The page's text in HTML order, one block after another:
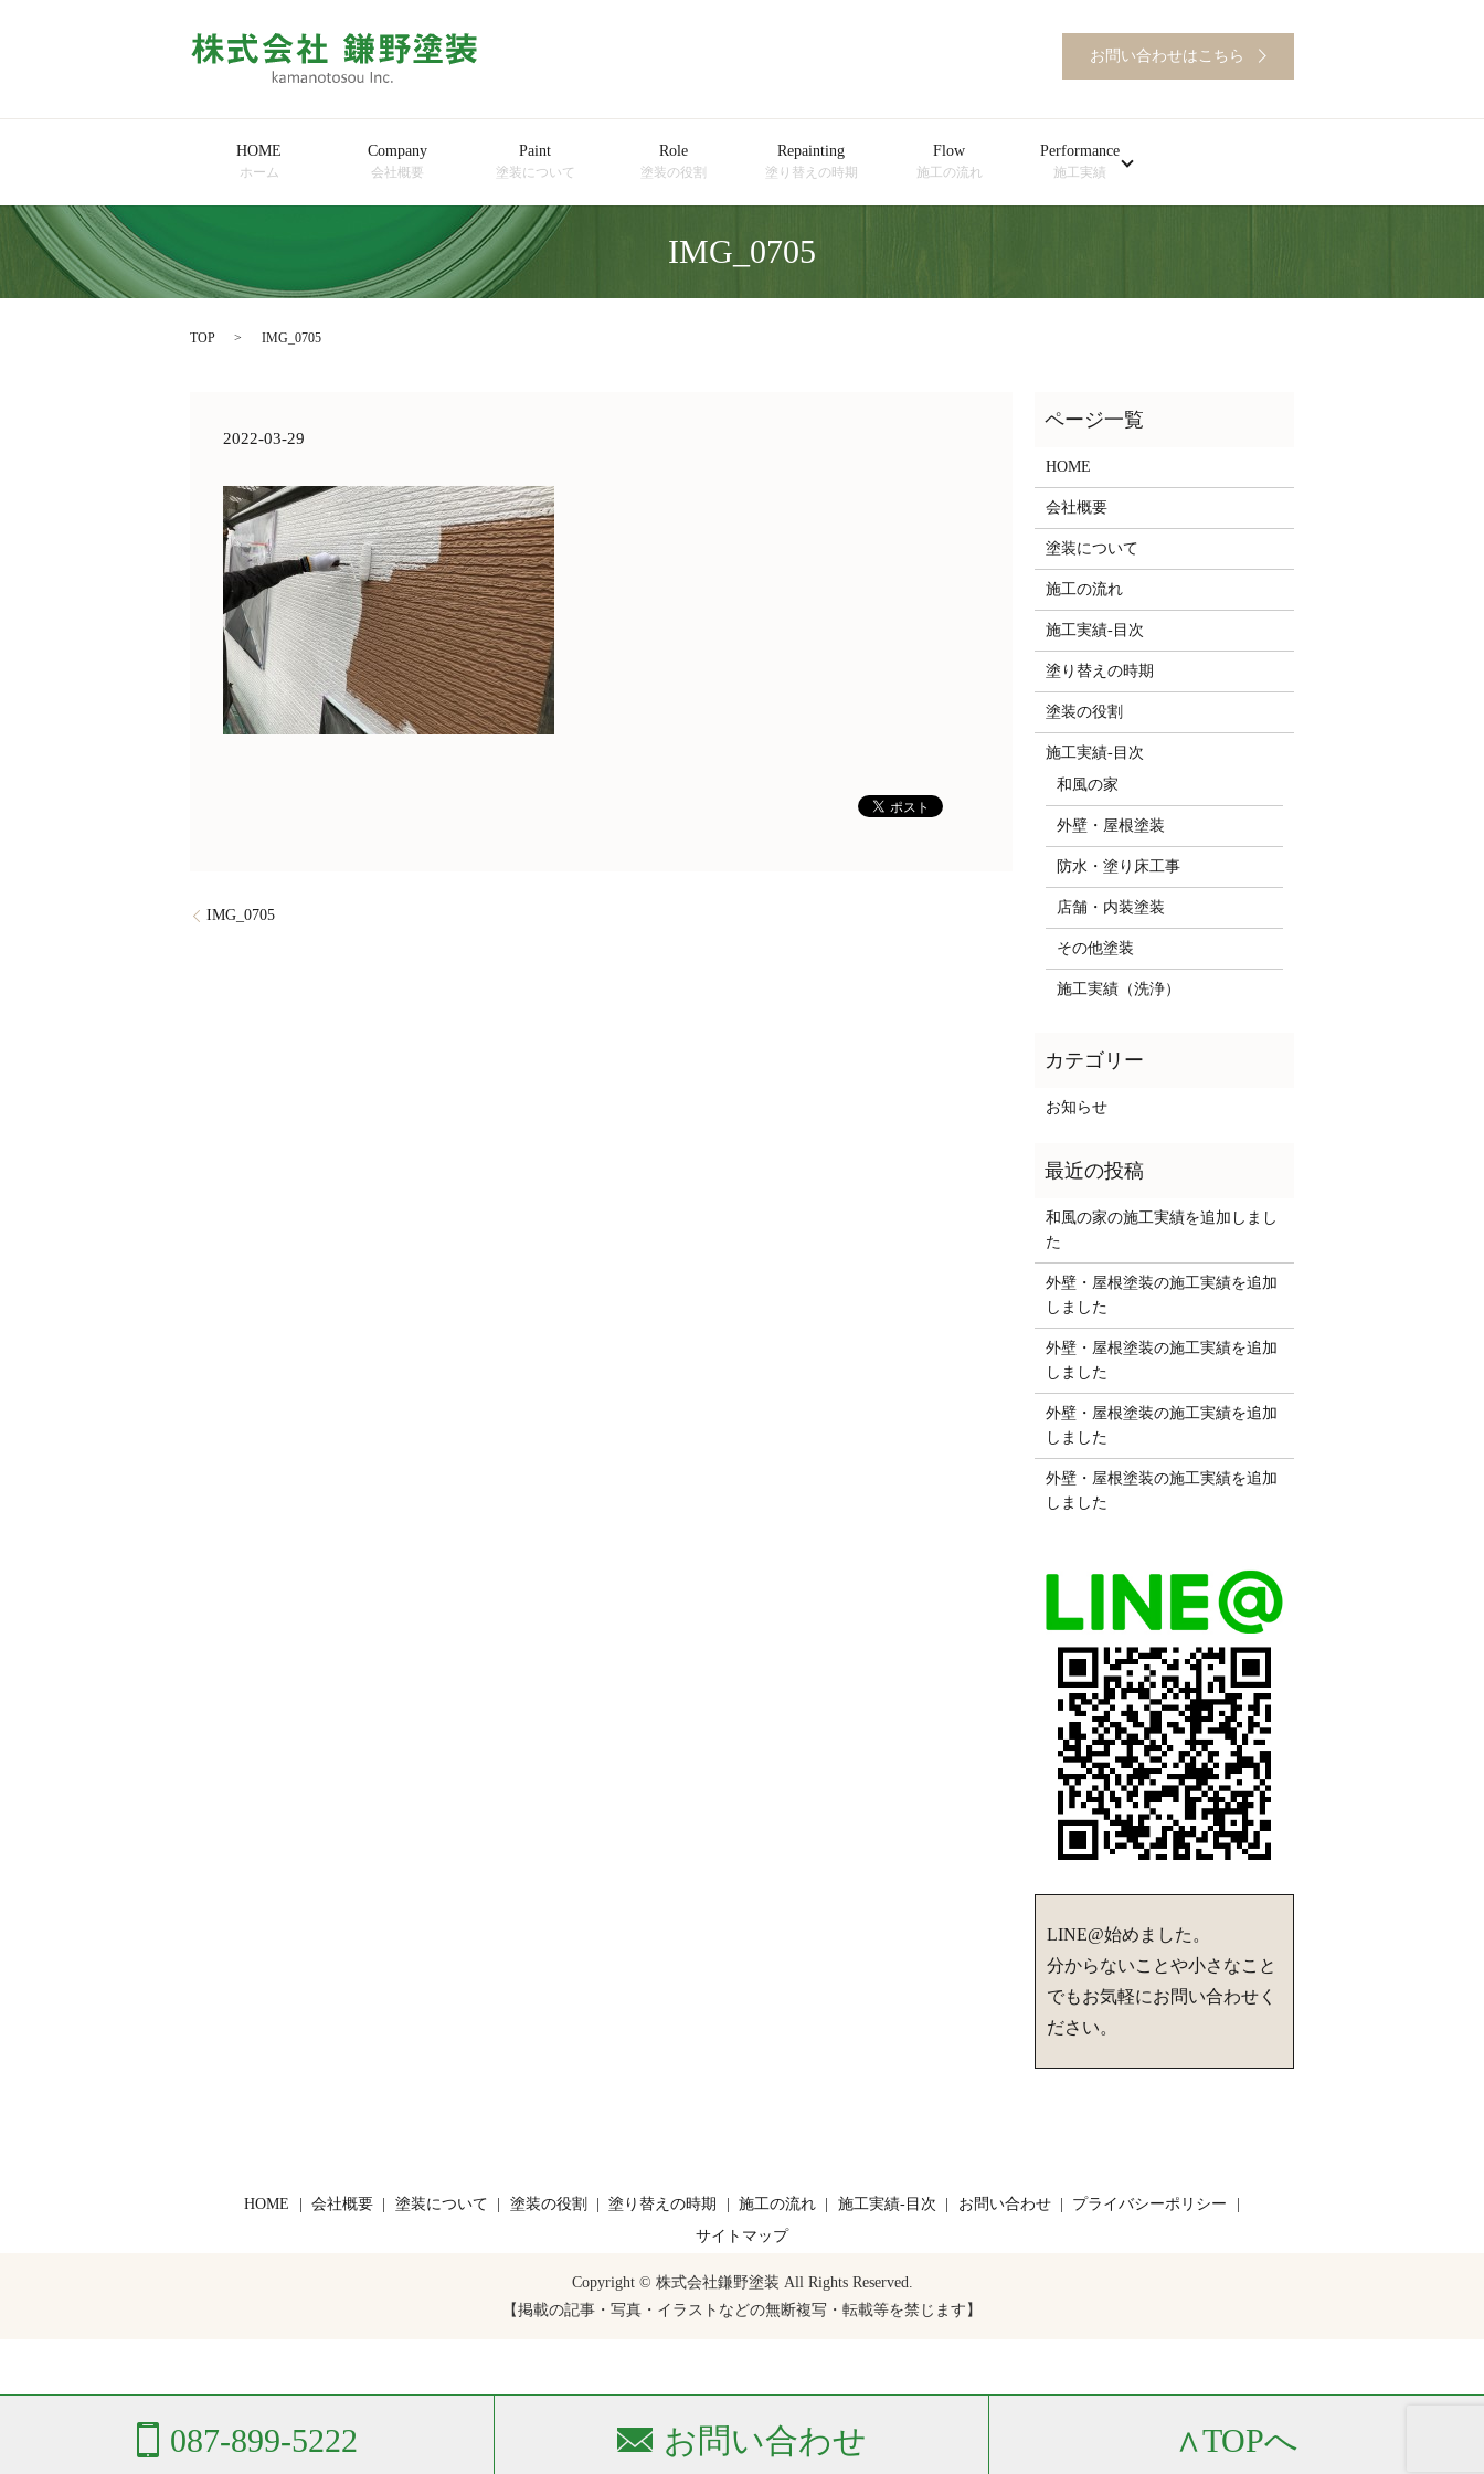
お問い合わせはこちら
HOME
ホーム
Company
会社概要
Paint
塗装について
Role
塗装の役割
Repainting
塗り替えの時期
Flow
施工の流れ
Performance
施工実績
IMG_0705
TOP IMG_0705
2022-03-29
IMG_0705
HOME
会社概要
塗装について
施工の流れ
施工実績-目次
塗り替えの時期
塗装の役割
施工実績-目次
和風の家
外壁・屋根塗装
防水・塗り床工事
店舗・内装塗装
その他塗装
施工実績（洗浄）
お知らせ
和風の家の施工実績を追加しまし
た
外壁・屋根塗装の施工実績を追加
しました
外壁・屋根塗装の施工実績を追加
しました
外壁・屋根塗装の施工実績を追加
しました
外壁・屋根塗装の施工実績を追加
しました
LINE@始めました。
分からないことや小さなこと
でもお気軽にお問い合わせく
ださい。
087-899-5222 お問い合わせ ∧TOPへ
HOME 会社概要 塗装について 塗装の役割 塗り替えの時期 施工の流れ 施工実績-目次 お問い合わせ
プライバシーポリシー
サイトマップ
Copyright © 株式会社鎌野塗装 All Rights Reserved.
【掲載の記事・写真・イラストなどの無断複写・転載等を禁じます】